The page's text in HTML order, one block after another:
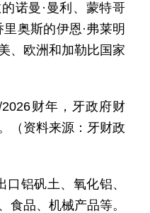
诺曼·曼利、蒙特哥
奥斯的伊恩·弗莱明
、欧洲和加勒比国家
财年，牙政府财
（资料来源：牙财政
口铝矾土、氧化铝、
食品、机械产品等。